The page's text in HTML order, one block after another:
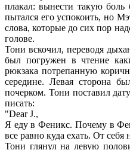
плакал: вынести такую
пытался его успокоить, но
слова, которые до сих пор
голове.
Тони вскочил, переводя
был погружен в чтение
рюкзака потрепанную
середине. Левая сторона
почерком. Тони поставил
писать:
"Dear J.,
Я еду в Феникс. Почему в
все равно куда ехать. От себя
Тони глянул на левую